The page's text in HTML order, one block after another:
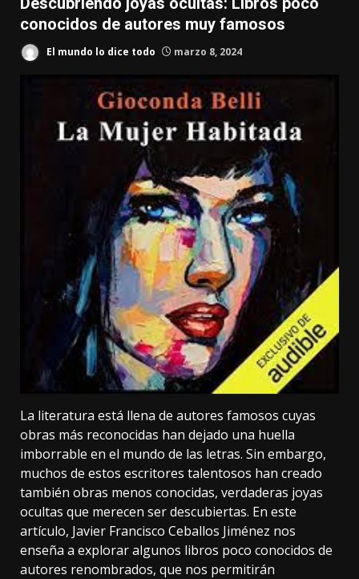
conocidos de autores muy famosos
El mundo lo dice todo marzo 8, 2024
La literatura está llena de autores famosos cuyas
obras más reconocidas han dejado una huella
imborrable en el mundo de las letras. Sin embargo,
muchos de estos escritores talentosos han creado
también obras menos conocidas, verdaderas joyas
ocultas que merecen ser descubiertas. En este
artículo, Javier Francisco Ceballos Jiménez nos
enseña a explorar algunos libros poco conocidos de
autores renombrados, que nos permitirán